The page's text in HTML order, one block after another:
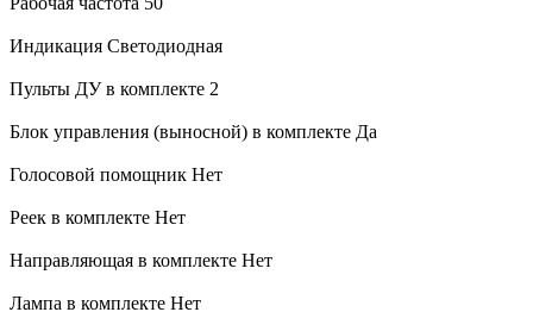
Индикация Светодиодная
Пульты ДУ в комплекте 2
Блок управления (выносной) в комплекте Да
Голосовой помощник Нет
Реек в комплекте Нет
Направляющая в комплекте Нет
Лампа в комплекте Нет